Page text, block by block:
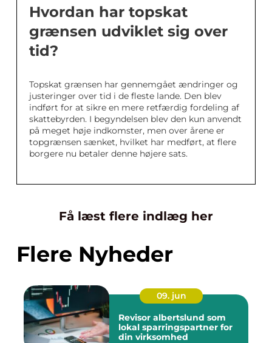
Hvordan har topskat
grænsen udviklet sig over
tid?
Topskat grænsen har gennemgået ændringer og
justeringer over tid i de fleste lande. Den blev
indført for at sikre en mere retfærdig fordeling af
skattebyrden. I begyndelsen blev den kun anvendt
på meget høje indkomster, men over årene er
topgrænsen sænket, hvilket har medført, at flere
borgere nu betaler denne højere sats.
Få læst flere indlæg her
Flere Nyheder
09. jun
Revisor albertslund som
lokal sparringspartner for
din virksomhed